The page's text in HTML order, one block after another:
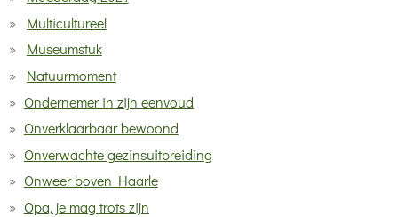
Multicultureel
Museumstuk
Natuurmoment
Ondernemer in zijn eenvoud
Onverklaarbaar bewoond
Onverwachte gezinsuitbreiding
Onweer boven Haarle
Opa, je mag trots zijn